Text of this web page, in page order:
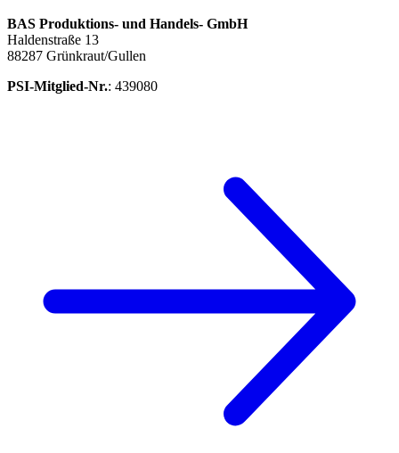
BAS Produktions- und Handels- GmbH
Haldenstraße 13
88287 Grünkraut/Gullen
PSI-Mitglied-Nr.: 439080